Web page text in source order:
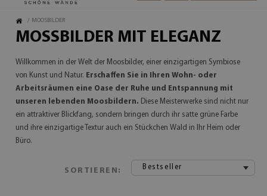
/ MOOSBILDER
MOSSBILDER MIT ELEGANZ
Willkommen in der Welt der Moosbilder, einer einzigartigen Symbiose
von Kunst und Natur. Erschaffen Sie in Ihren Wohn- oder
Arbeitsräumen eine Oase der Ruhe und Entspannung mit
unseren lebenden Moosbildern. Diese Meisterwerke sind nicht nur
ein attraktiver Blickfang, sondern bringen durch ihr satte grüne Farbe
und ihre einzigartige Textur auch ein Stückchen Wald in Ihr Heim oder
Büro.
SORTIEREN: Bestseller